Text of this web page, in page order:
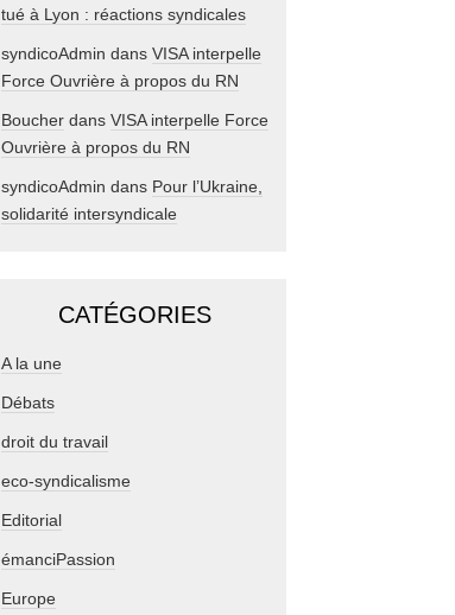
tué à Lyon : réactions syndicales
syndicoAdmin dans VISA interpelle
Force Ouvrière à propos du RN
Boucher dans VISA interpelle Force
Ouvrière à propos du RN
syndicoAdmin dans Pour l’Ukraine,
solidarité intersyndicale
CATÉGORIES
A la une
Débats
droit du travail
eco-syndicalisme
Editorial
émanciPassion
Europe